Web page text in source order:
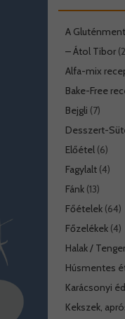
A
– Átol Tibor
Alfa-mix
Bake-Free
Bejgli (7)
Desszert-
Előétel(6)
Fagylalt(4)
Fánk(13)
Főételek(64)
Főzelékek(4)
Halak /
Húsmentes
Karácsonyi
Kekszek,